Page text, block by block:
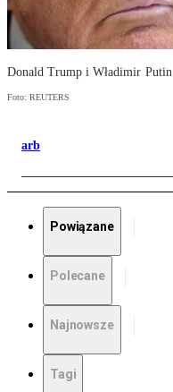
Donald Trump i Władimir Putin
Foto: REUTERS
arb
Powiązane
Polecane
Najnowsze
Tagi